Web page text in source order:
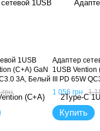
1USB
(C+A) GaN
3A, Белый
грн
Адаптер
1USB Vention
III PD 65W
1 056 грн
1
Купить